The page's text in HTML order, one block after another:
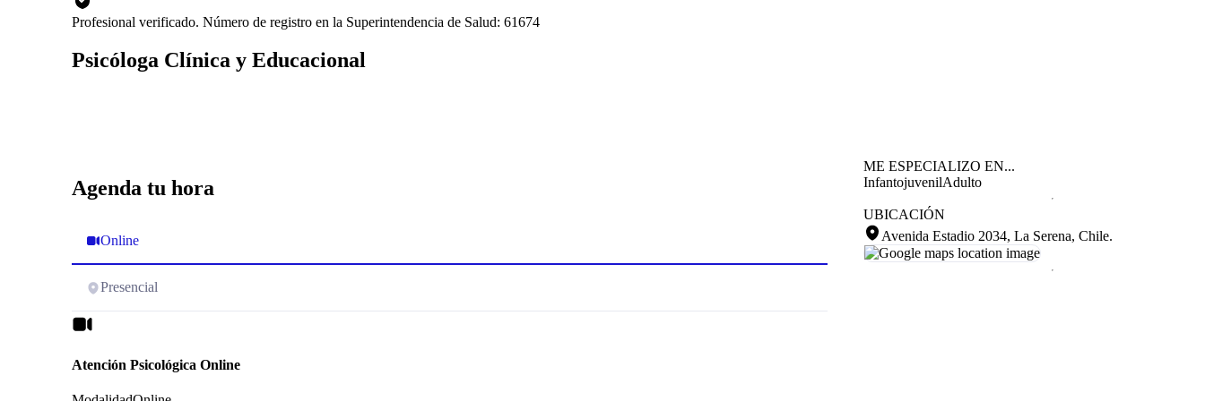
Profesional verificado. Número de registro en la Superintendencia de Salud: 61674
Psicóloga Clínica y Educacional
Agenda tu hora
Online
Presencial
Atención Psicológica Online
ME ESPECIALIZO EN...
InfantojuvenilAdulto
UBICACIÓN
Avenida Estadio 2034, La Serena, Chile.